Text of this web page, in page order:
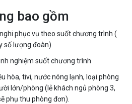
bao gồm
phục vụ theo suốt chương trình (
số lượng đoàn)
nghiệm suốt chương trình
hòa, tivi, nước nóng lạnh, loại phòng
lớn/phòng (lẻ khách ngủ phòng 3,
phụ thu phòng đơn).